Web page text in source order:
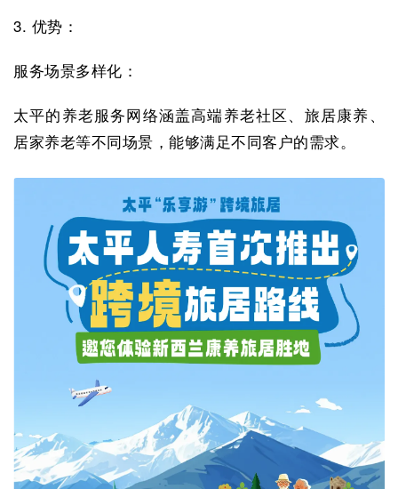
3. 优势：
服务场景多样化：
太平的养老服务网络涵盖高端养老社区、旅居康养、
居家养老等不同场景，能够满足不同客户的需求。